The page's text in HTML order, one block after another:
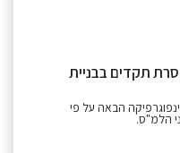
תקדים בבניית
הבאה על פי
הלמ"ס.